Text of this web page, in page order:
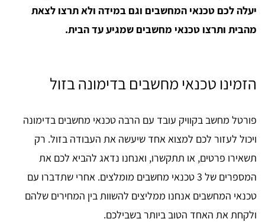
יעלה לכם טכנאי המחשבים וגם במידה ולא תרצו לצאת
מהבית ותרצו טכנאי מחשבים שמגיע עד הבית.
הזמינו טכנאי מחשבים בדימונה בזול
פורטל מחשב בקוויק עובד עם הרבה טכנאי מחשבים בדימונה
ויכול לעזור לכם למצוא אחד שיעשה את העבודה בזול. רק
תשאירו פרטים, או תתקשרו, ואנחנו נדאג להביא לכם את
המספרים של 3 טכנאי מחשבים מומלצים. אחרי שתדברו עם
טכנאי המחשבים אנחנו ממליצים להשוות בין המחירים שלהם
ולקחת את האחד הטוב ביותר בשבילכם.